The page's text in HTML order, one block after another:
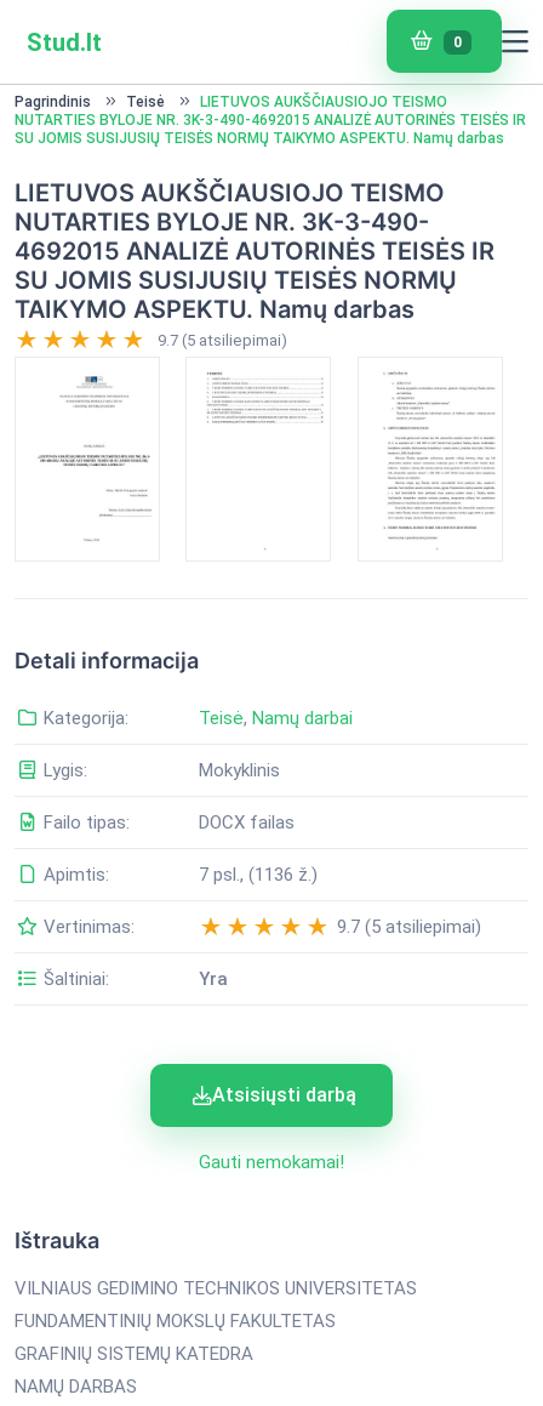
Stud.lt 0
Pagrindinis Teisė
LIETUVOS AUKŠČIAUSIOJO TEISMO
NUTARTIES BYLOJE NR. 3K-3-490-4692015 ANALIZĖ AUTORINĖS TEISĖS IR
SU JOMIS SUSIJUSIŲ TEISĖS NORMŲ TAIKYMO ASPEKTU. Namų darbas
LIETUVOS AUKŠČIAUSIOJO TEISMO
NUTARTIES BYLOJE NR. 3K-3-490-
4692015 ANALIZĖ AUTORINĖS TEISĖS IR
SU JOMIS SUSIJUSIŲ TEISĖS NORMŲ
TAIKYMO ASPEKTU. Namų darbas
9.7 (5 atsiliepimai)
Detali informacija
Kategorija: Teisė, Namų darbai
Lygis: Mokyklinis
Failo tipas: DOCX failas
Apimtis: 7 psl., (1136 ž.)
Vertinimas: 9.7 (5 atsiliepimai)
Šaltiniai: Yra
Atsisiųsti darbą
Gauti nemokamai!
Ištrauka
VILNIAUS GEDIMINO TECHNIKOS UNIVERSITETAS
FUNDAMENTINIŲ MOKSLŲ FAKULTETAS
GRAFINIŲ SISTEMŲ KATEDRA
NAMŲ DARBAS